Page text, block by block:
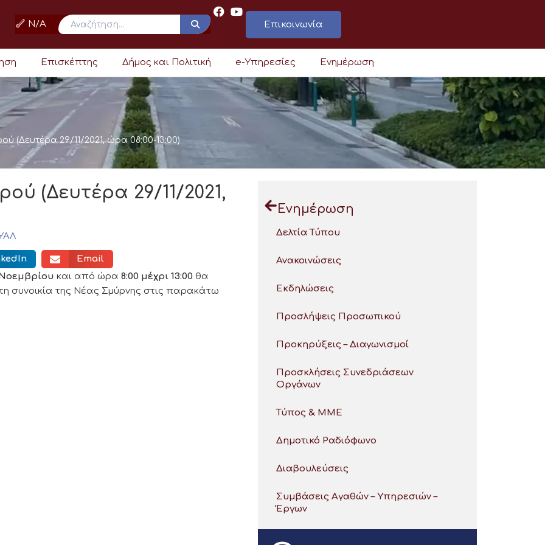
N/A Επικοινωνία
Επισκέπτης Δήμος και Πολιτική e-Υπηρεσίες Ενημέρωση
(Δευτέρα 29/11/2021, ώρα 08:00-13:00)
(Δευτέρα 29/11/2021,
Email
και από ώρα 8:00 μέχρι 13:00 θα
συνοικία της Νέας Σμύρνης στις παρακάτω
Ενημέρωση
Δελτία Τύπου
Ανακοινώσεις
Εκδηλώσεις
Προσλήψεις Προσωπικού
Προκηρύξεις – Διαγωνισμοί
Προσκλήσεις Συνεδριάσεων
Οργάνων
Τύπος & ΜΜΕ
Δημοτικό Ραδιόφωνο
Διαβουλεύσεις
Συμβάσεις Αγαθών – Υπηρεσιών –
Έργων